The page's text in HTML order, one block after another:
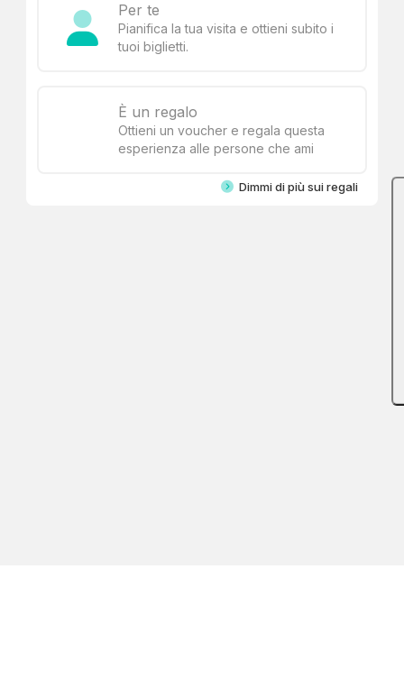
Per te
Pianifica la tua visita e ottieni subito i
tuoi biglietti.
È un regalo
Ottieni un voucher e regala questa
esperienza alle persone che ami
Dimmi di più sui regali